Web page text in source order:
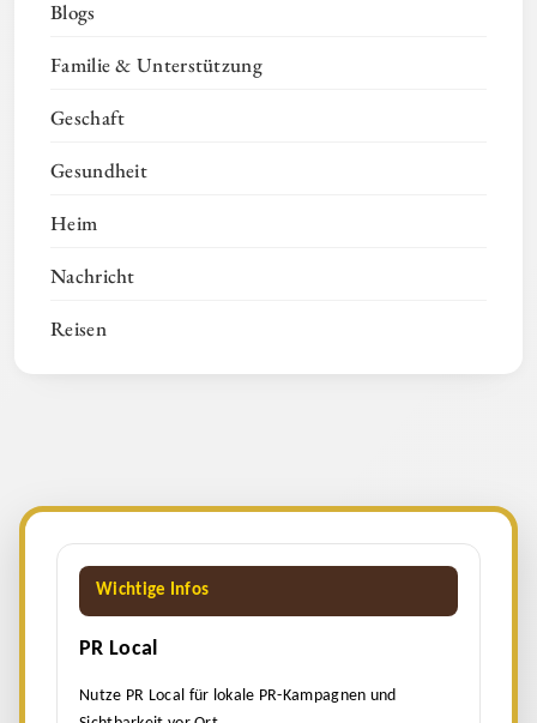
Blogs
Familie & Unterstützung
Geschaft
Gesundheit
Heim
Nachricht
Reisen
Wichtige Infos
PR Local
Nutze PR Local für lokale PR-Kampagnen und